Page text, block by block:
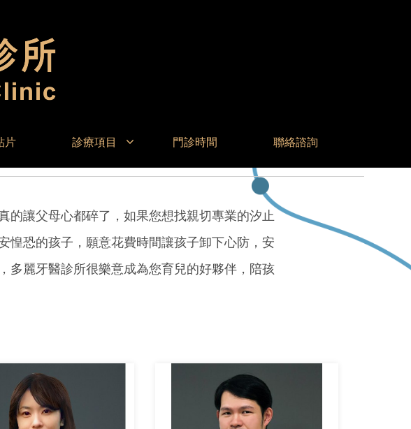
片 診療項目 門診時間 聯絡諮詢
的讓父母心都碎了，如果您想找親切專業的汐止
惶恐的孩子，願意花費時間讓孩子卸下心防，安
多麗牙醫診所很樂意成為您育兒的好夥伴，陪孩